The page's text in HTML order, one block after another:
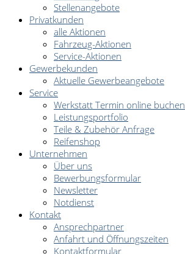
Stellenangebote
Privatkunden
alle Aktionen
Fahrzeug-Aktionen
Service-Aktionen
Gewerbekunden
Aktuelle Gewerbeangebote
Service
Werkstatt Termin online buchen
Leistungsportfolio
Teile & Zubehör Anfrage
Reifenshop
Unternehmen
Über uns
Bewerbungsformular
Newsletter
Notdienst
Kontakt
Ansprechpartner
Anfahrt und Öffnungszeiten
Kontaktformular